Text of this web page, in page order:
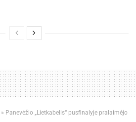
» Panevėžio „Lietkabelis“ pusfinalyje pralaimėjo